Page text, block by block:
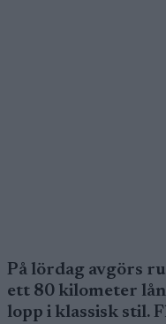
På lördag avgörs
ett 80 kilometer
lopp i klassisk stil.